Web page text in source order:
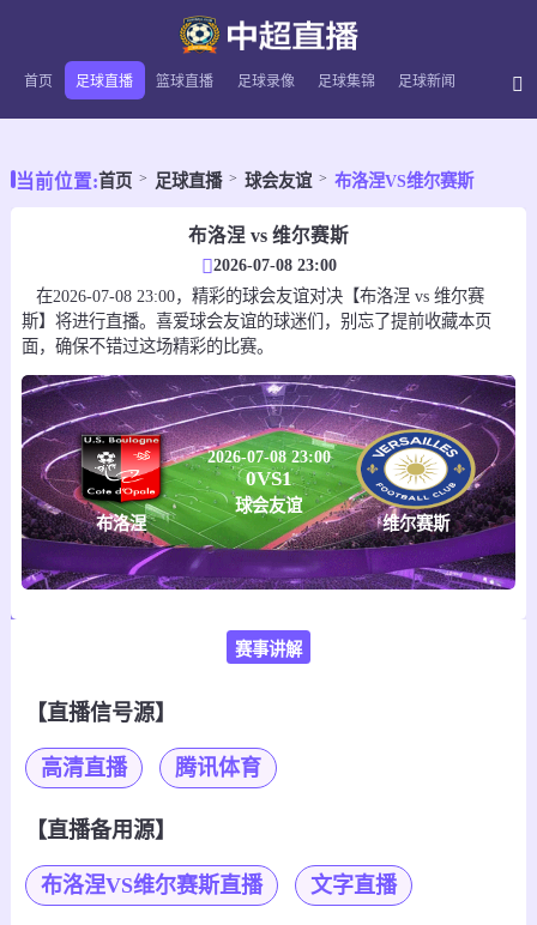
首页 足球直播 篮球直播 足球录像 足球集锦 足球新闻
当前位置:首页 足球直播 球会友谊 布洛涅VS维尔赛斯
布洛涅 vs 维尔赛斯
2026-07-08 23:00
在2026-07-08 23:00，精彩的球会友谊对决【布洛涅 vs 维尔赛
斯】将进行直播。喜爱球会友谊的球迷们，别忘了提前收藏本页
面，确保不错过这场精彩的比赛。
布洛涅
2026-07-08 23:00
0VS1
球会友谊
维尔赛斯
赛事讲解
【直播信号源】
高清直播 腾讯体育
【直播备用源】
布洛涅VS维尔赛斯直播 文字直播